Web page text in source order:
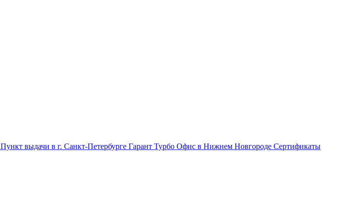
Пункт выдачи в г. Санкт-Петербурге Гарант Турбо Офис в Нижнем Новгороде Сертификаты